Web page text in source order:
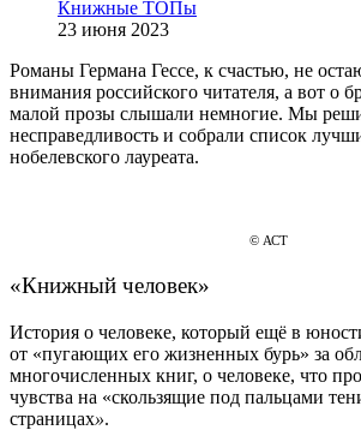
Книжные ТОПы
23 июня 2023
Романы Германа Гессе, к счастью, не
внимания российского читателя, а вот о
малой прозы слышали немногие. Мы
несправедливость и собрали список
нобелевского лауреата.
©️ АСТ
«Книжный человек»
История о человеке, который ещё в
от «пугающих его жизненных бурь» за
многочисленных книг, о человеке, что
чувства на «скользящие под пальцами
страницах».